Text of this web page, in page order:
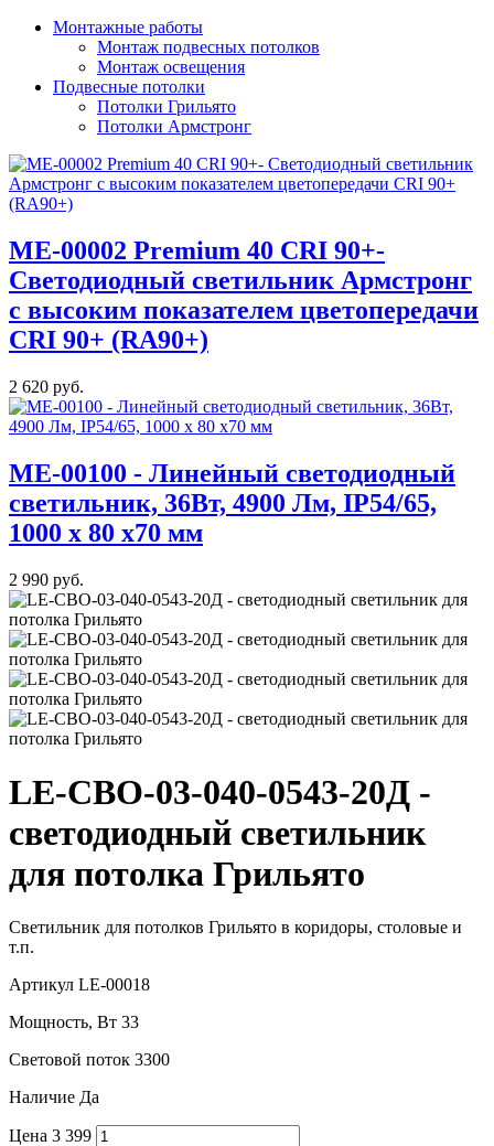
Монтажные работы
Монтаж подвесных потолков
Монтаж освещения
Подвесные потолки
Потолки Грильято
Потолки Армстронг
МE-00002 Premium 40 CRI 90+-
Светодиодный светильник Армстронг
с высоким показателем цветопередачи
CRI 90+ (RA90+)
2 620 руб.
ME-00100 - Линейный светодиодный
светильник, 36Вт, 4900 Лм, IP54/65,
1000 x 80 x70 мм
2 990 руб.
LE-СВО-03-040-0543-20Д -
светодиодный светильник
для потолка Грильято
Светильник для потолков Грильято в коридоры, столовые и
т.п.
Артикул LE-00018
Мощность, Вт 33
Световой поток 3300
Наличие Да
Цена 3 399